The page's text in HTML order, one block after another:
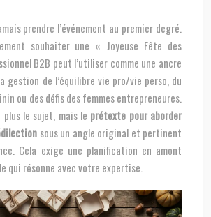
prendre l’événement au premier degré.
souhaiter une « Joyeuse Fête des
B2B peut l’utiliser comme une ancre
gestion de l’équilibre vie pro/vie perso, du
ou des défis des femmes entrepreneures.
plus le sujet, mais le prétexte pour aborder
sous un angle original et pertinent
Cela exige une planification en amont
qui résonne avec votre expertise.